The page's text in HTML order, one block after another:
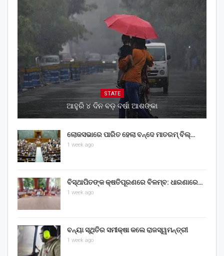
STATE
ଆହୁରି ୪ ଦିନ ବଡ଼ ବର୍ଷା ଆଶଙ୍କା
ଲୋକସଭାରେ ପାରିତ ହେଲା ବନ୍ଦେ ମାତରମ୍‌ ବିଲ୍‌…
1 week ago
ବିସ୍ଥାପିତଙ୍କ କ୍ଷତିପୂରଣରେ ବିଳମ୍ବ: ଧାରଣାରେ…
1 week ago
ବନ୍ୟା ସ୍ଥିତିର ସମୀକ୍ଷା କଲେ ରାଜସ୍ୱମନ୍ତ୍ରୀ
1 week ago